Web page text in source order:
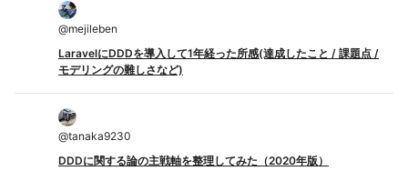
@mejileben
LaravelにDDDを導入して1年経った所感(達成したこと / 課題点 /
モデリングの難しさなど)
@tanaka9230
DDDに関する論の主戦軸を整理してみた（2020年版）